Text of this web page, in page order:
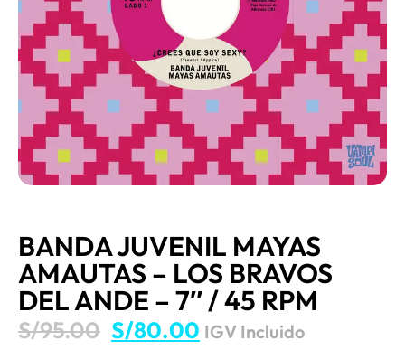
BANDA JUVENIL MAYAS
AMAUTAS – LOS BRAVOS
DEL ANDE – 7″ / 45 RPM
S/95.00 S/80.00 IGV Incluido